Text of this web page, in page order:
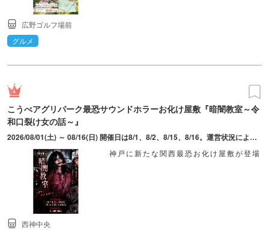
広野ゴルフ場前
グルメ
こうべアグリパーク最恐サウンドホラーお化け屋敷『暗闇教室～令
和口裂け女の話～』
2026/08/01(土) ～ 08/16(日) 開催日は8/1、8/2、8/15、8/16。運営状況により20:00まで運営延長する場合あり。
神戸に新たな関西最恐お化け屋敷が登場
西神中央